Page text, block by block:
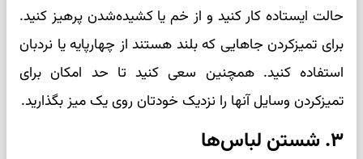
حالت ایستاده کار کنید و از خم‌ یا کشیده‌شدن پرهیز کنید.
برای تمیزکردن جاهایی که بلند هستند از چهارپایه یا نردبان
استفاده کنید. همچنین سعی کنید تا حد امکان برای
تمیزکردن وسایل آنها را نزدیک خودتان روی یک میز بگذارید.
۳. شستن لباس‌ها